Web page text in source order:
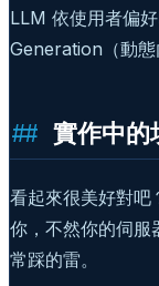
LLM 依使用者偏
Generation（動態
實作中的
看起來很美好對吧
你，不然你的伺服
常踩的雷。